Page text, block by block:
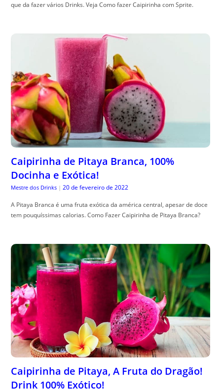
que da fazer vários Drinks. Veja Como fazer Caipirinha com Sprite.
Caipirinha de Pitaya Branca, 100%
Docinha e Exótica!
Mestre dos Drinks | 20 de fevereiro de 2022
A Pitaya Branca é uma fruta exótica da américa central, apesar de doce
tem pouquíssimas calorias. Como Fazer Caipirinha de Pitaya Branca?
Caipirinha de Pitaya, A Fruta do Dragão!
Drink 100% Exótico!